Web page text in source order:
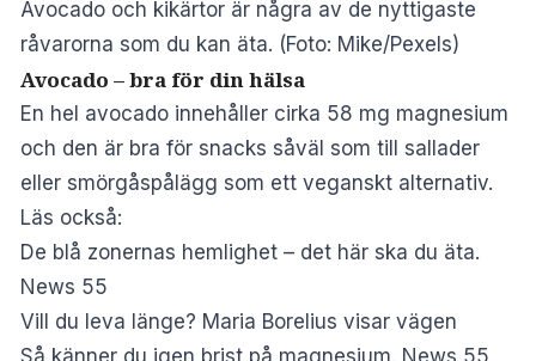
Avocado och kikärtor är några av de nyttigaste
råvarorna som du kan äta. (Foto: Mike/Pexels)
Avocado – bra för din hälsa
En hel avocado innehåller cirka 58 mg magnesium
och den är bra för snacks såväl som till sallader
eller smörgåspålägg som ett veganskt alternativ.
Läs också:
De blå zonernas hemlighet – det här ska du äta.
News 55
Vill du leva länge? Maria Borelius visar vägen